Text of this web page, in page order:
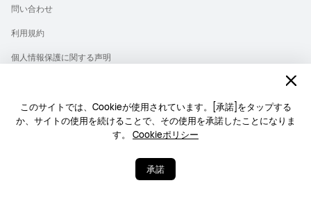
このサイトでは、Cookieが使用されています。[承諾]をタップする
か、サイトの使用を続けることで、その使用を承諾したことになりま
す。 Cookieポリシー
承諾
Copyright © 1998-2026 Huawei Device Co., Ltd. All rights reserved.
問い合わせ
利用規約
個人情報保護に関する声明
クッキー